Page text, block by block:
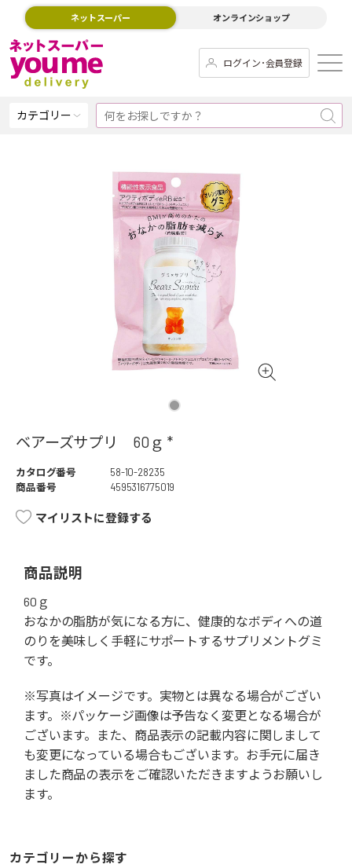
ネットスーパー オンラインショップ
ログイン･会員登録
カテゴリー
ベアーズサプリ 60ｇ *
カタログ番号
58-10-28235
商品番号
4595316775019
マイリストに登録する
商品説明
60ｇ
おなかの脂肪が気になる方に、健康的なボディへの道
のりを美味しく手軽にサポートするサプリメントグミ
です。
※写真はイメージです。実物とは異なる場合がござい
ます。※パッケージ画像は予告なく変更となる場合が
ございます。また、商品表示の記載内容に関しまして
も変更になっている場合もございます。お手元に届き
ました商品の表示をご確認いただきますようお願いし
ます。
カテゴリーから探す